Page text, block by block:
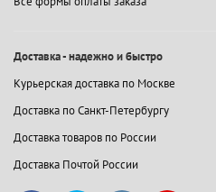
Доставка - надежно и быстро
Курьерская доставка по Москве
Доставка по Санкт-Петербургу
Доставка товаров по России
Доставка Почтой России